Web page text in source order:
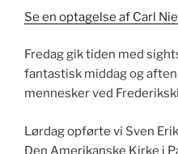
Se en optagelse af Carl
Fredag gik tiden med
fantastisk middag og
mennesker ved
Lørdag opførte vi Sven
Den Amerikanske Kirke i